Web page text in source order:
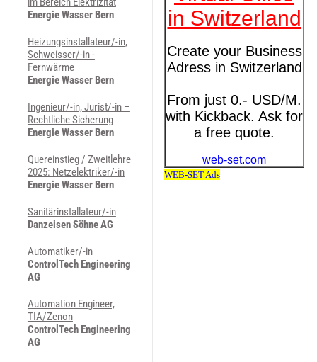
Energie Wasser Bern
Heizungsinstallateur/-in,
Schweisser/-in -
Fernwärme
Energie Wasser Bern
Ingenieur/-in, Jurist/-in –
Rechtliche Sicherung
Energie Wasser Bern
Quereinstieg / Zweitlehre
2025: Netzelektriker/-in
Energie Wasser Bern
Sanitärinstallateur/-in
Danzeisen Söhne AG
Automatiker/-in
ControlTech Engineering
AG
Automation Engineer,
TIA/Zenon
ControlTech Engineering
AG